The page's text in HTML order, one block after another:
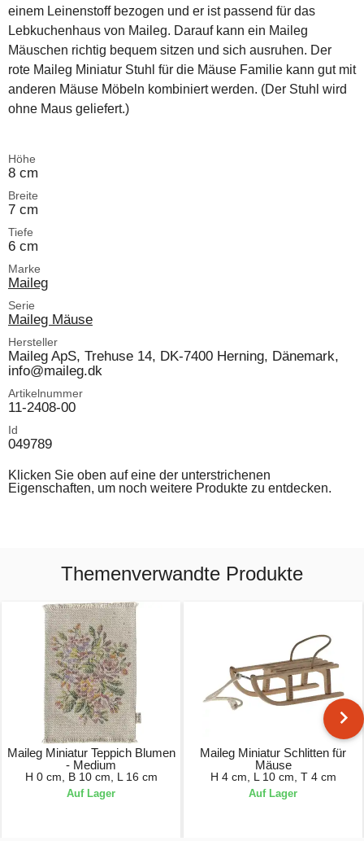
einem Leinenstoff bezogen und er ist passend für das
Lebkuchenhaus von Maileg. Darauf kann ein Maileg
Mäuschen richtig bequem sitzen und sich ausruhen. Der
rote Maileg Miniatur Stuhl für die Mäuse Familie kann gut mit
anderen Mäuse Möbeln kombiniert werden. (Der Stuhl wird
ohne Maus geliefert.)
Höhe
8 cm
Breite
7 cm
Tiefe
6 cm
Marke
Maileg
Serie
Maileg Mäuse
Hersteller
Maileg ApS, Trehuse 14, DK-7400 Herning, Dänemark,
info@maileg.dk
Artikelnummer
11-2408-00
Id
049789
Klicken Sie oben auf eine der unterstrichenen
Eigenschaften, um noch weitere Produkte zu entdecken.
Themenverwandte Produkte
Maileg Miniatur Teppich Blumen
- Medium
H 0 cm, B 10 cm, L 16 cm
Auf Lager
Maileg Miniatur Schlitten für
Mäuse
H 4 cm, L 10 cm, T 4 cm
Auf Lager